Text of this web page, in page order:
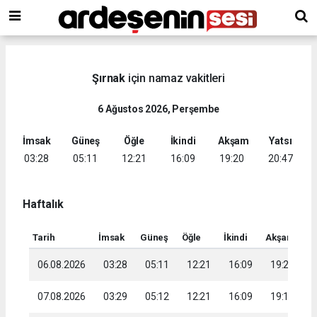
Şırnakiçin namaz vakitleri
6 Ağustos 2026, Perşembe
İmsak
03:28
Güneş
05:11
Öğle
12:21
İkindi
16:09
Akşam
19:20
Yatsı
20:47
Haftalık
Tarih İmsak Güneş Öğle İkindi Akşam
06.08.2026 03:28 05:11 12:21 16:09 19:20
07.08.2026 03:29 05:12 12:21 16:09 19:19